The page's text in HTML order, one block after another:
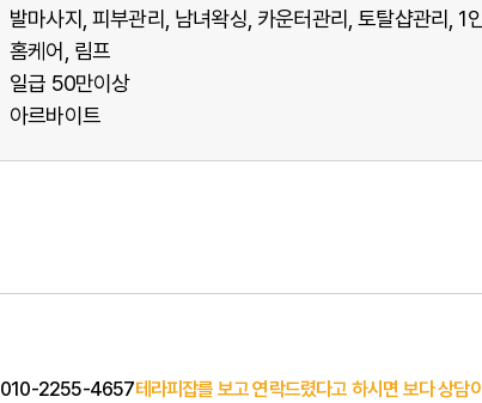
발마사지 피부관리 남녀왁싱 카운터관리 토탈샵관리
1
홈케어
림프
일급 50만이상
아르바이트
010-2255-4657테라피잡를 보고 연락드렸다고 하시면 보다 상담